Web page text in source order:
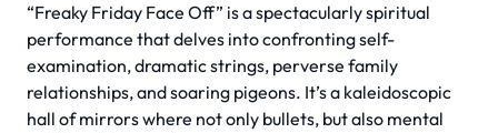
“Freaky Friday Face Off” is a spectacularly spiritual
performance that delves into confronting self-
examination, dramatic strings, perverse family
relationships, and soaring pigeons. It’s a kaleidoscopic
hall of mirrors where not only bullets, but also mental